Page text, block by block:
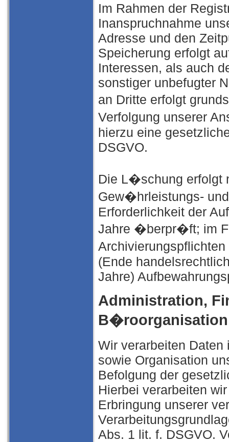
Im Rahmen der
Inanspruchnahme
Adresse und den
Speicherung erfolgt
Interessen, als auch
sonstiger unbefugter
an Dritte erfolgt
Verfolgung unserer
hierzu eine
DSGVO.
Die L�schung erfolgt
Gew�hrleistungs-
Erforderlichkeit der
Jahre �berpr�ft; im
(Ende
Jahre)
Administration,
Wir verarbeiten Daten
sowie Organisation
Befolgung der
Hierbei verarbeiten
Erbringung unserer
Abs. 1 lit. f. DSGVO.